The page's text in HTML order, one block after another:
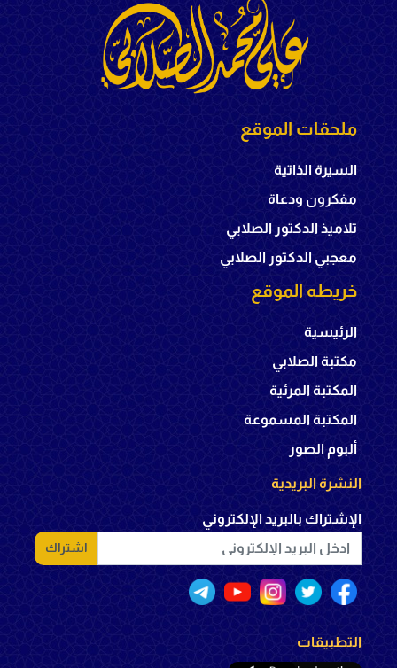
ملحقات الموقع
السيرة الذاتية
مفكرون ودعاة
تلاميذ الدكتور الصلابي
معجبي الدكتور الصلابي
خريطه الموقع
الرئيسية
مكتبة الصلابي
المكتبة المرئية
المكتبة المسموعة
ألبوم الصور
النشرة البريدية
الإشتراك بالبريد الإلكتروني
اشتراك
التطبيقات